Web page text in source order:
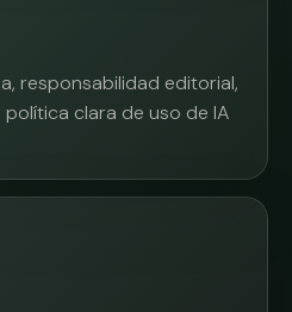
responsabilidad editorial,
clara de uso de IA